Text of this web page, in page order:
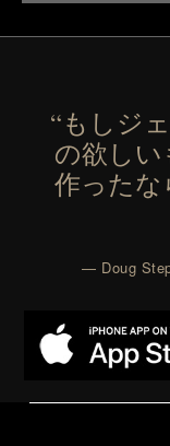
“もしジ
の欲し
作ったな
— Doug